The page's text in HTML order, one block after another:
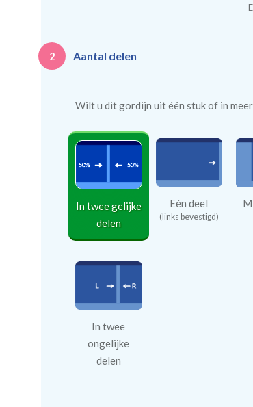
2 Aantal delen
Wilt u dit gordijn uit één stuk of in
In twee gelijke
delen
Eén deel
(links bevestigd)
In twee
ongelijke
delen